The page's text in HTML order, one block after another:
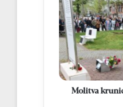
krunice
Božjeg
milosrđa
na
trgu
u
Čitluku
Molitva